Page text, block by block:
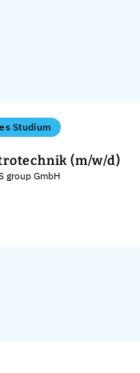
Studium
(m/w/d)
group GmbH